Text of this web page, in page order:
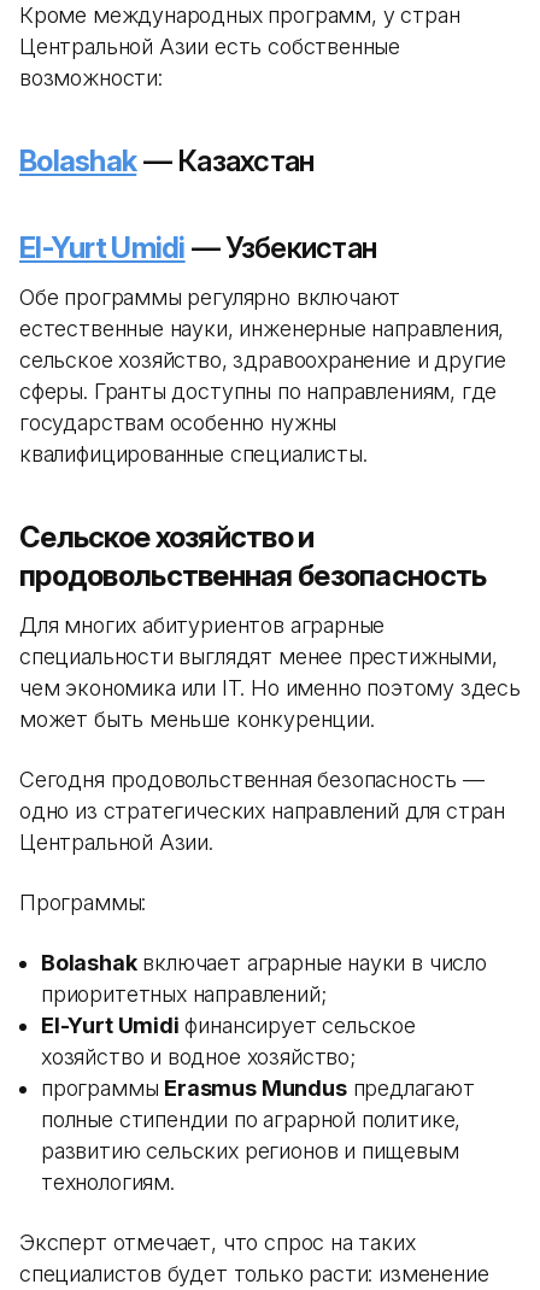
Кроме международных программ, у стран
Центральной Азии есть собственные
возможности:
Bolashak— Казахстан
El-Yurt Umidi — Узбекистан
Обе программы регулярно включают
естественные науки, инженерные направления,
сельское хозяйство, здравоохранение и другие
сферы. Гранты доступны по направлениям, где
государствам особенно нужны
квалифицированные специалисты.
Сельское хозяйство и
продовольственная безопасность
Для многих абитуриентов аграрные
специальности выглядят менее престижными,
чем экономика или IT. Но именно поэтому здесь
может быть меньше конкуренции.
Сегодня продовольственная безопасность —
одно из стратегических направлений для стран
Центральной Азии.
Программы:
Bolashakвключает аграрные науки в число
приоритетных направлений;
El-Yurt Umidi финансирует сельское
хозяйство и водное хозяйство;
программы Erasmus Mundusпредлагают
полные стипендии по аграрной политике,
развитию сельских регионов и пищевым
технологиям.
Эксперт отмечает, что спрос на таких
специалистов будет только расти: изменение